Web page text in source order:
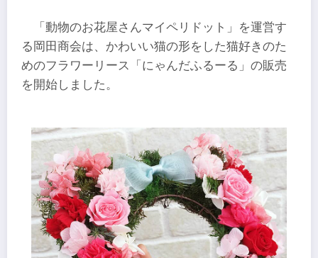
「動物のお花屋さんマイペリドット」を運営す
る岡田商会は、かわいい猫の形をした猫好きのた
めのフラワーリース「にゃんだふるーる」の販売
を開始しました。